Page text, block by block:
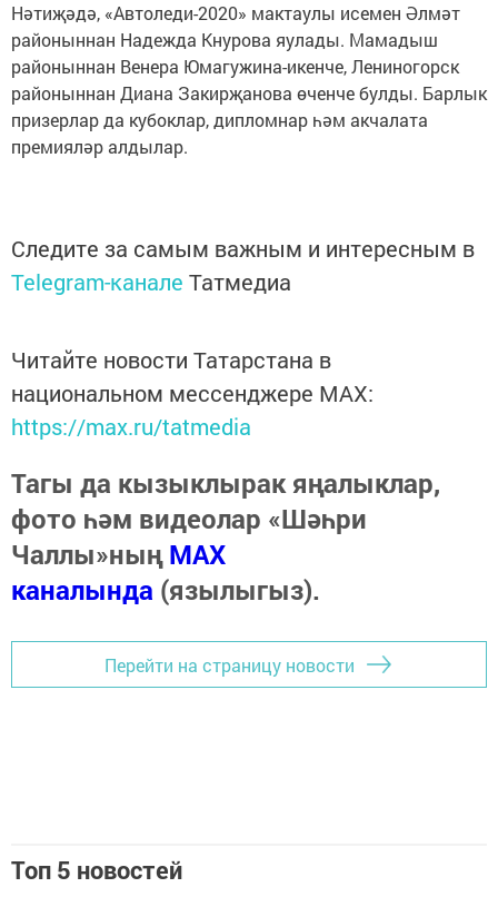
Нәтиҗәдә, «Автоледи-2020» мактаулы исемен Әлмәт
районыннан Надежда Кнурова яулады. Мамадыш
районыннан Венера Юмагужина-икенче, Лениногорск
районыннан Диана Закирҗанова өченче булды. Барлык
призерлар да кубоклар, дипломнар һәм акчалата
премияләр алдылар.
Следите за самым важным и интересным в
Telegram-канале Татмедиа
Читайте новости Татарстана в
национальном мессенджере MАХ:
https://max.ru/tatmedia
Тагы да кызыклырак яңалыклар,
фото һәм видеолар «Шәһри
Чаллы»ныңMAX
каналында (язылыгыз).
Перейти на страницу новости
Топ 5 новостей